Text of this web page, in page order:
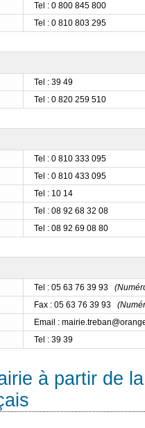
Tel : 0 800 845 800
Tel : 0 810 803 295
Tel : 39 49
Tel : 0 820 259 510
Tel : 0 810 333 095
Tel : 0 810 433 095
Tel : 10 14
Tel : 08 92 68 32 08
Tel : 08 92 69 08 80
Tel : 05 63 76 39 93
Fax : 05 63 76 39 93
Email :
Tel : 39 39
à partir de